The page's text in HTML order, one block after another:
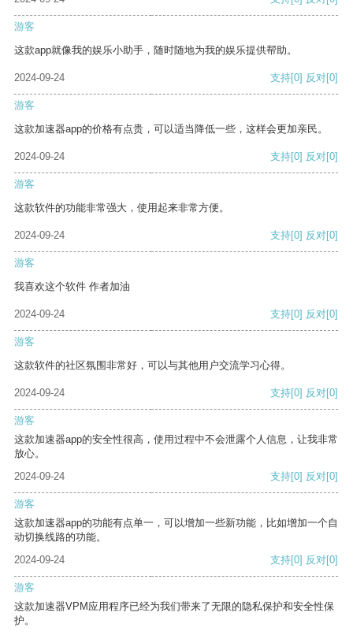
游客
这款app就像我的娱乐小助手，随时随地为我的娱乐提供帮助。
2024-09-24 支持[0] 反对[0]
游客
这款加速器app的价格有点贵，可以适当降低一些，这样会更加亲民。
2024-09-24 支持[0] 反对[0]
游客
这款软件的功能非常强大，使用起来非常方便。
2024-09-24 支持[0] 反对[0]
游客
我喜欢这个软件 作者加油
2024-09-24 支持[0] 反对[0]
游客
这款软件的社区氛围非常好，可以与其他用户交流学习心得。
2024-09-24 支持[0] 反对[0]
游客
这款加速器app的安全性很高，使用过程中不会泄露个人信息，让我非常
放心。
2024-09-24
支持[0] 反对[0]
游客
这款加速器app的功能有点单一，可以增加一些新功能，比如增加一个自
动切换线路的功能。
2024-09-24
支持[0] 反对[0]
游客
这款加速器VPM应用程序已经为我们带来了无限的隐私保护和安全性保
护。